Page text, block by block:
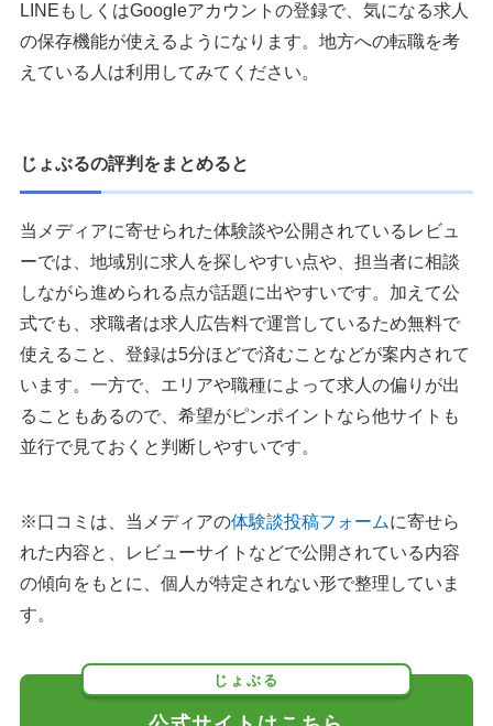
LINEもしくはGoogleアカウントの登録で、気になる求人
の保存機能が使えるようになります。地方への転職を考
えている人は利用してみてください。
じょぶるの評判をまとめると
当メディアに寄せられた体験談や公開されているレビュ
ーでは、地域別に求人を探しやすい点や、担当者に相談
しながら進められる点が話題に出やすいです。加えて公
式でも、求職者は求人広告料で運営しているため無料で
使えること、登録は5分ほどで済むことなどが案内されて
います。一方で、エリアや職種によって求人の偏りが出
ることもあるので、希望がピンポイントなら他サイトも
並行で見ておくと判断しやすいです。
※口コミは、当メディアの体験談投稿フォームに寄せら
れた内容と、レビューサイトなどで公開されている内容
の傾向をもとに、個人が特定されない形で整理していま
す。
じょぶる